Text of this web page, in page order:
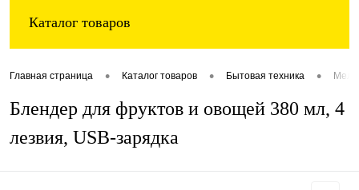
Каталог товаров
Главная страница • Каталог товаров • Бытовая техника •
Блендер для фруктов и овощей 380 мл, 4
лезвия, USB-зарядка